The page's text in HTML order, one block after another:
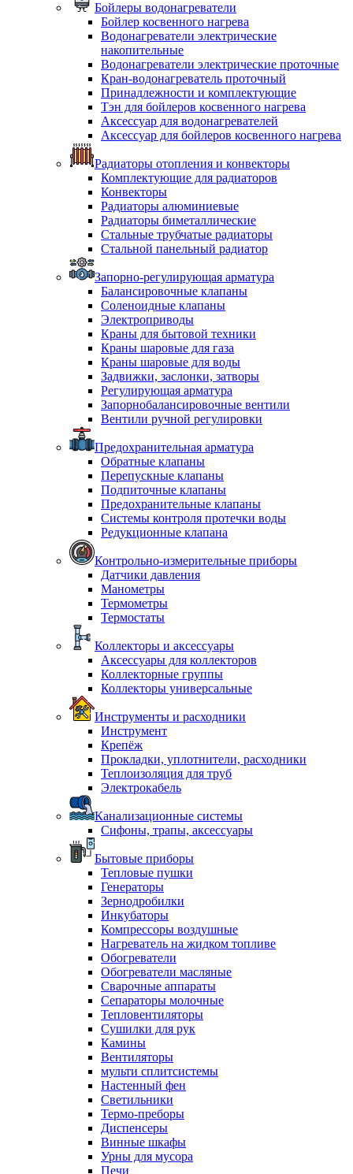
Бойлеры водонагреватели
Бойлер косвенного нагрева
Водонагреватели электрические
накопительные
Водонагреватели электрические проточные
Кран-водонагреватель проточный
Принадлежности и комплектующие
Тэн для бойлеров косвенного нагрева
Аксессуар для водонагревателей
Аксессуар для бойлеров косвенного нагрева
Радиаторы отопления и конвекторы
Комплектующие для радиаторов
Конвекторы
Радиаторы алюминиевые
Радиаторы биметаллические
Стальные трубчатые радиаторы
Стальной панельный радиатор
Запорно-регулирующая арматура
Балансировочные клапаны
Соленоидные клапаны
Электроприводы
Краны для бытовой техники
Краны шаровые для газа
Краны шаровые для воды
Задвижки, заслонки, затворы
Регулирующая арматура
Запорнобалансировочные вентили
Вентили ручной регулировки
Предохранительная арматура
Обратные клапаны
Перепускные клапаны
Подпиточные клапаны
Предохранительные клапаны
Системы контроля протечки воды
Редукционные клапана
Контрольно-измерительные приборы
Датчики давления
Манометры
Термометры
Термостаты
Коллекторы и аксессуары
Аксессуары для коллекторов
Коллекторные группы
Коллекторы универсальные
Инструменты и расходники
Инструмент
Крепёж
Прокладки, уплотнители, расходники
Теплоизоляция для труб
Электрокабель
Канализационные системы
Сифоны, трапы, аксессуары
Бытовые приборы
Тепловые пушки
Генераторы
Зернодробилки
Инкубаторы
Компрессоры воздушные
Нагреватель на жидком топливе
Обогреватели
Обогреватели масляные
Сварочные аппараты
Сепараторы молочные
Тепловентиляторы
Сушилки для рук
Камины
Вентиляторы
мульти сплитсистемы
Настенный фен
Светильники
Термо-преборы
Диспенсеры
Винные шкафы
Урны для мусора
Печи